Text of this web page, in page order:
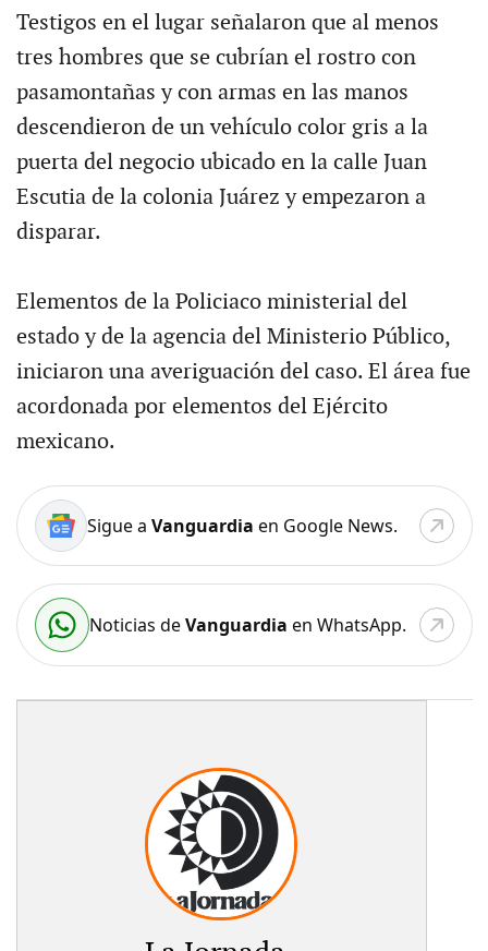
Testigos en el lugar señalaron que al menos
tres hombres que se cubrían el rostro con
pasamontañas y con armas en las manos
descendieron de un vehículo color gris a la
puerta del negocio ubicado en la calle Juan
Escutia de la colonia Juárez y empezaron a
disparar.
Elementos de la Policiaco ministerial del
estado y de la agencia del Ministerio Público,
iniciaron una averiguación del caso. El área fue
acordonada por elementos del Ejército
mexicano.
Sigue a Vanguardia en Google News.
Noticias deVanguardia en WhatsApp.